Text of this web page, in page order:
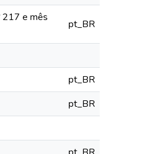
217 e mês
pt_BR
pt_BR
pt_BR